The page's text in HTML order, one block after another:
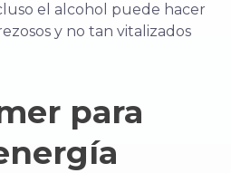
el alcohol puede hacer
y no tan vitalizados
para